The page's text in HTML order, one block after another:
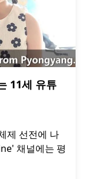
11세 유튜
제 선전에 나
채널에는 평